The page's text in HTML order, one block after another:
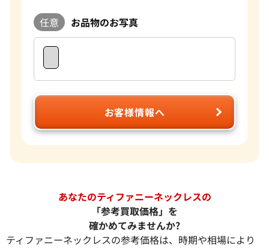
任意 お品物のお写真
お客様情報へ
あなたのティファニーネックレスの
「参考買取価格」を
確かめてみませんか?
ティファニーネックレスの参考価格は、時期や相場により